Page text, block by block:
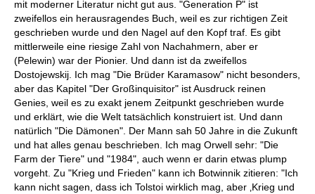
mit moderner Literatur nicht gut aus. "Generation P" ist
zweifellos ein herausragendes Buch, weil es zur richtigen Zeit
geschrieben wurde und den Nagel auf den Kopf traf. Es gibt
mittlerweile eine riesige Zahl von Nachahmern, aber er
(Pelewin) war der Pionier. Und dann ist da zweifellos
Dostojewskij. Ich mag "Die Brüder Karamasow" nicht besonders,
aber das Kapitel "Der Großinquisitor" ist Ausdruck reinen
Genies, weil es zu exakt jenem Zeitpunkt geschrieben wurde
und erklärt, wie die Welt tatsächlich konstruiert ist. Und dann
natürlich "Die Dämonen". Der Mann sah 50 Jahre in die Zukunft
und hat alles genau beschrieben. Ich mag Orwell sehr: "Die
Farm der Tiere" und "1984", auch wenn er darin etwas plump
vorgeht. Zu "Krieg und Frieden" kann ich Botwinnik zitieren: "Ich
kann nicht sagen, dass ich Tolstoi wirklich mag, aber ‚Krieg und